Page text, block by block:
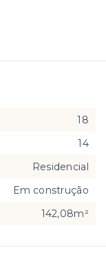
18
14
Residencial
Em construção
142,08m²